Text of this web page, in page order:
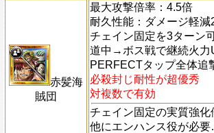
赤髪海
賊団
最大攻撃倍率：4.5倍
耐久性能：ダメージ軽減
チェイン固定を3ターン
道中→ボス戦で継続火力
PERFECTタップ全体追
必殺封じ耐性が超優秀
対複数で有効
チェイン固定の実質強化
他にエンハンス役が必